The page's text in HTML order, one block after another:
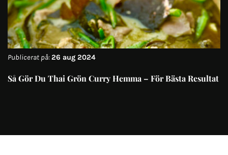
Publicerat på:26 aug 2024
Så Gör Du Thai Grön Curry Hemma – För Bästa Resultat